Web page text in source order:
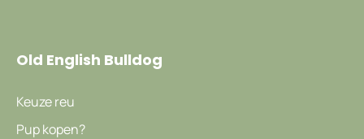
Old English Bulldog
Keuze reu
Pup kopen?